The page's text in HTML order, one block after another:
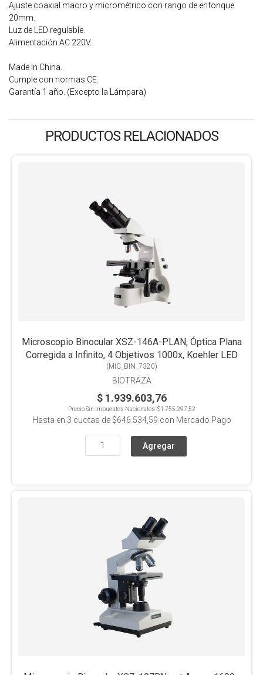
Ajuste coaxial macro y micrométrico con rango de enfonque
20mm.
Luz de LED regulable.
Alimentación AC 220V.
Made In China.
Cumple con normas CE.
Garantía 1 año. (Excepto la Lámpara)
PRODUCTOS RELACIONADOS
Microscopio Binocular XSZ-146A-PLAN, Óptica Plana
Corregida a Infinito, 4 Objetivos 1000x, Koehler LED
(MIC_BIN_7320)
BIOTRAZA
$ 1.939.603,76
Precio Sin Impuestos Nacionales:$1.755.297,52
Hasta en 3 cuotas de $646.534,59 con Mercado Pago